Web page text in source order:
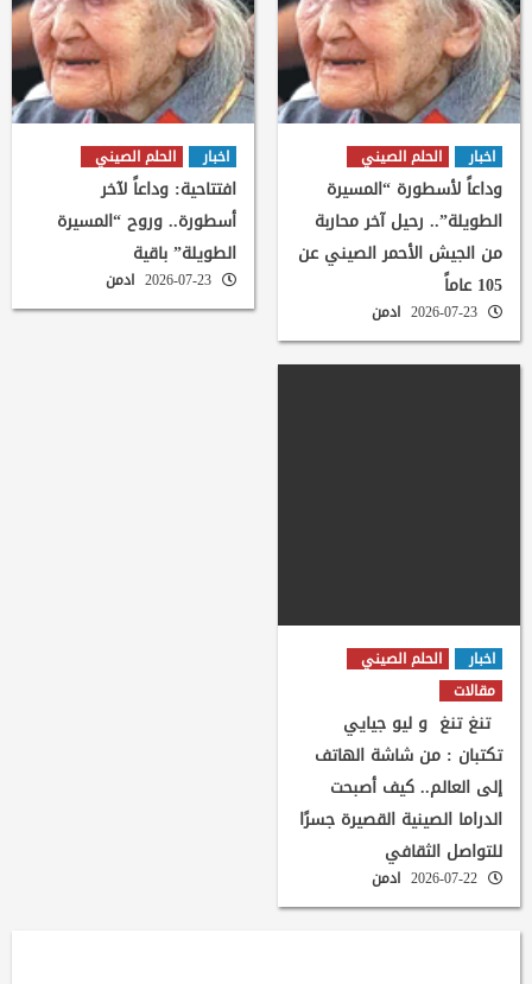
اخبار الحلم الصيني
وداعاً لأسطورة “المسيرة
الطويلة”.. رحيل آخر محاربة
من الجيش الأحمر الصيني عن
105 عاماً
ادمن
اخبار الحلم الصيني
افتتاحية: وداعاً لآخر
أسطورة.. وروح “المسيرة
الطويلة” باقية
ادمن
اخبار
الحلم الصيني
مقالات
تنغ تنغ و ليو جيايي
تكتبان : من شاشة الهاتف
إلى العالم.. كيف أصبحت
الدراما الصينية القصيرة جسرًا
للتواصل الثقافي
ادمن